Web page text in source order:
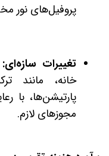
پروفیل‌های نور
تغییرات سازه‌ای:
خانه، مانند
پارتیشن‌ها، با
مجوزهای لازم.